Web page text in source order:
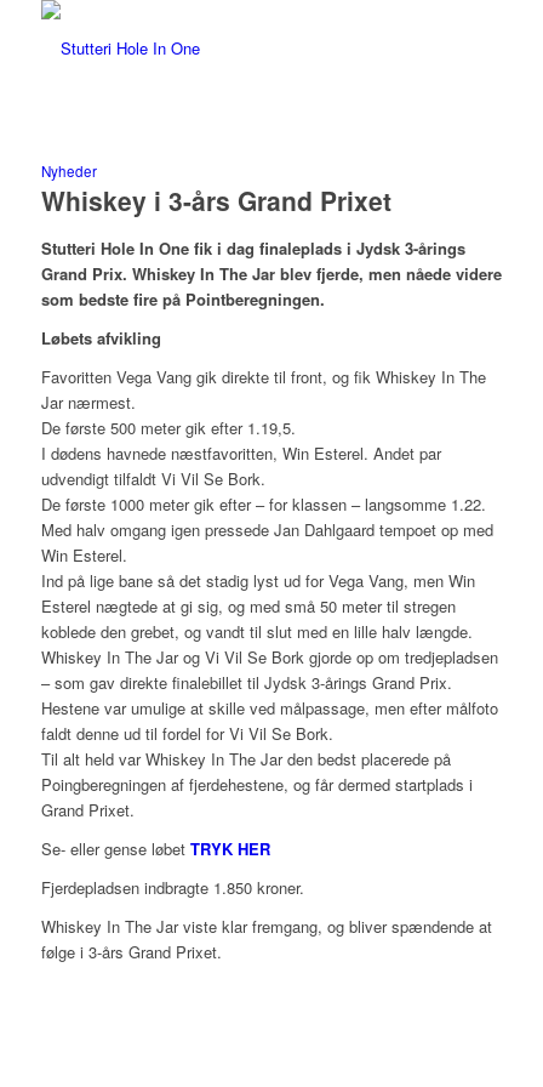
Nyheder
Whiskey i 3-års Grand Prixet
Stutteri Hole In One fik i dag finaleplads i Jydsk 3-årings
Grand Prix. Whiskey In The Jar blev fjerde, men nåede videre
som bedste fire på Pointberegningen.
Løbets afvikling
Favoritten Vega Vang gik direkte til front, og fik Whiskey In The
Jar nærmest.
De første 500 meter gik efter 1.19,5.
I dødens havnede næstfavoritten, Win Esterel. Andet par
udvendigt tilfaldt Vi Vil Se Bork.
De første 1000 meter gik efter – for klassen – langsomme 1.22.
Med halv omgang igen pressede Jan Dahlgaard tempoet op med
Win Esterel.
Ind på lige bane så det stadig lyst ud for Vega Vang, men Win
Esterel nægtede at gi sig, og med små 50 meter til stregen
koblede den grebet, og vandt til slut med en lille halv længde.
Whiskey In The Jar og Vi Vil Se Bork gjorde op om tredjepladsen
– som gav direkte finalebillet til Jydsk 3-årings Grand Prix.
Hestene var umulige at skille ved målpassage, men efter målfoto
faldt denne ud til fordel for Vi Vil Se Bork.
Til alt held var Whiskey In The Jar den bedst placerede på
Poingberegningen af fjerdehestene, og får dermed startplads i
Grand Prixet.
Se- eller gense løbet TRYK HER
Fjerdepladsen indbragte 1.850 kroner.
Whiskey In The Jar viste klar fremgang, og bliver spændende at
følge i 3-års Grand Prixet.